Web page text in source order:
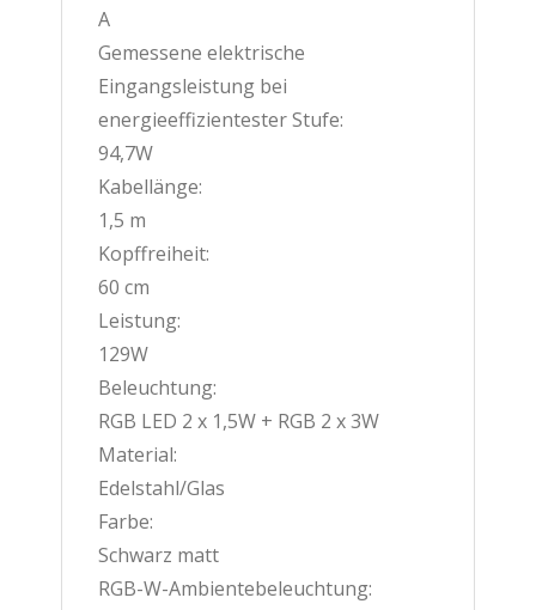
A
Gemessene elektrische
Eingangsleistung bei
energieeffizientester Stufe:
94,7W
Kabellänge:
1,5 m
Kopffreiheit:
60 cm
Leistung:
129W
Beleuchtung:
RGB LED 2 x 1,5W + RGB 2 x 3W
Material:
Edelstahl/Glas
Farbe:
Schwarz matt
RGB-W-Ambientebeleuchtung: